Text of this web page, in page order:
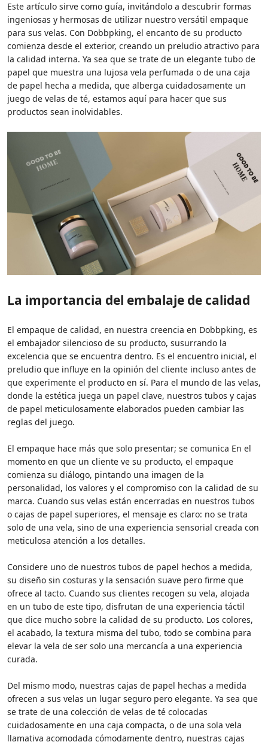
Este artículo sirve como guía, invitándolo a descubrir formas
ingeniosas y hermosas de utilizar nuestro versátil empaque
para sus velas. Con Dobbpking, el encanto de su producto
comienza desde el exterior, creando un preludio atractivo para
la calidad interna. Ya sea que se trate de un elegante tubo de
papel que muestra una lujosa vela perfumada o de una caja
de papel hecha a medida, que alberga cuidadosamente un
juego de velas de té, estamos aquí para hacer que sus
productos sean inolvidables.
La importancia del embalaje de calidad
El empaque de calidad, en nuestra creencia en Dobbpking, es
el embajador silencioso de su producto, susurrando la
excelencia que se encuentra dentro. Es el encuentro inicial, el
preludio que influye en la opinión del cliente incluso antes de
que experimente el producto en sí. Para el mundo de las velas,
donde la estética juega un papel clave, nuestros tubos y cajas
de papel meticulosamente elaborados pueden cambiar las
reglas del juego.
El empaque hace más que solo presentar; se comunica En el
momento en que un cliente ve su producto, el empaque
comienza su diálogo, pintando una imagen de la
personalidad, los valores y el compromiso con la calidad de su
marca. Cuando sus velas están encerradas en nuestros tubos
o cajas de papel superiores, el mensaje es claro: no se trata
solo de una vela, sino de una experiencia sensorial creada con
meticulosa atención a los detalles.
Considere uno de nuestros tubos de papel hechos a medida,
su diseño sin costuras y la sensación suave pero firme que
ofrece al tacto. Cuando sus clientes recogen su vela, alojada
en un tubo de este tipo, disfrutan de una experiencia táctil
que dice mucho sobre la calidad de su producto. Los colores,
el acabado, la textura misma del tubo, todo se combina para
elevar la vela de ser solo una mercancía a una experiencia
curada.
Del mismo modo, nuestras cajas de papel hechas a medida
ofrecen a sus velas un lugar seguro pero elegante. Ya sea que
se trate de una colección de velas de té colocadas
cuidadosamente en una caja compacta, o de una sola vela
llamativa acomodada cómodamente dentro, nuestras cajas